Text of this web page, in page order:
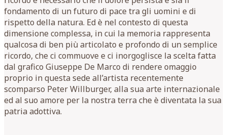
fondamento di un futuro di pace tra gli uomini e di
rispetto della natura. Ed è nel contesto di questa
dimensione complessa, in cui la memoria rappresenta
qualcosa di ben più articolato e profondo di un semplice
ricordo, che ci commuove e ci inorgoglisce la scelta fatta
dal grafico Giuseppe De Marco di rendere omaggio
proprio in questa sede all’artista recentemente
scomparso Peter Willburger, alla sua arte internazionale
ed al suo amore per la nostra terra che è diventata la sua
patria adottiva.